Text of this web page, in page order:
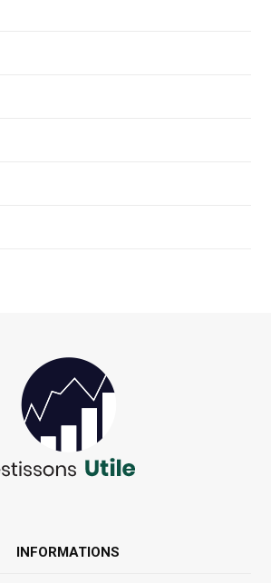
INFORMATIONS